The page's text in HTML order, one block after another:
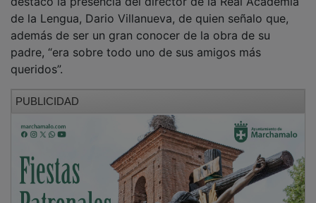
de la Lengua, Dario Villanueva, de quien señalo que,
además de ser un gran conocer de la obra de su
padre, “era sobre todo uno de sus amigos más
queridos”.